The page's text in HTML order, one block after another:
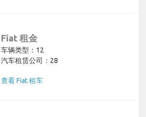
Fiat 租金
车辆类型：12
汽车租赁公司：28
查看 Fiat 租车